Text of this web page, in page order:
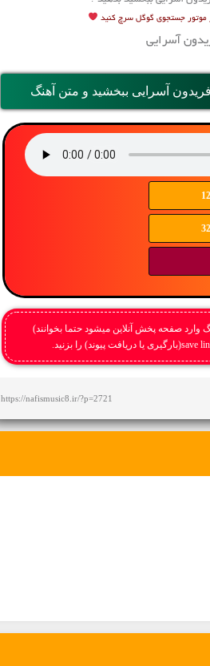
موتور جستجوی گوگل سرچ کنید
آسرایی
فریدون آسرایی ببخشید و متن آهنگ
وارد صفحه پخش آنلاین میشود حتما بخوانند)
https://nafismusic8.ir/?p=2721